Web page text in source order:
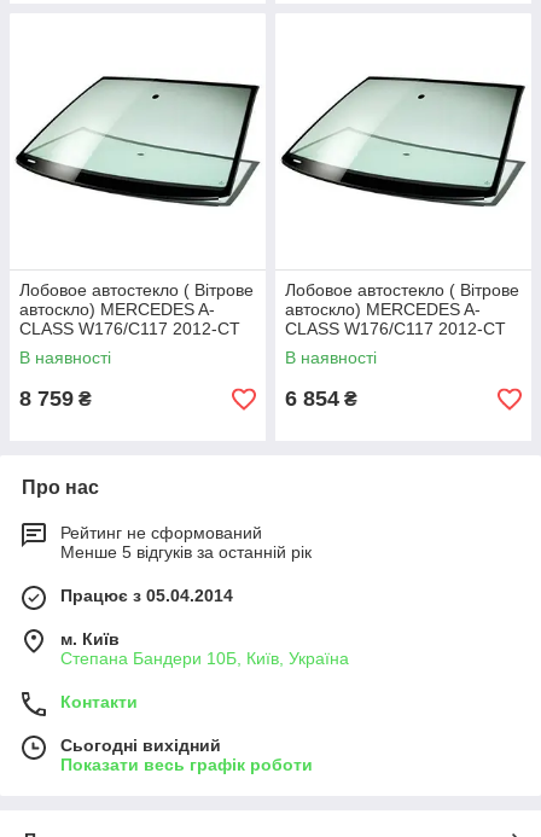
Лобовое автостекло ( Вітрове
автоскло) MERCEDES A-
CLASS W176/C117 2012-СТ
ВЕТР ЗЛАК+КАМ+ДД+VIN+ДО
В наявності
8 759 ₴
Лобовое автостекло ( Вітрове
автоскло) MERCEDES A-
CLASS W176/C117 2012-СТ
ВЕТР ЗЛАК+ДД+VIN+ДО
В наявності
6 854 ₴
Про нас
Рейтинг не сформований
Менше 5 відгуків за останній рік
Працює з 05.04.2014
м. Київ
Степана Бандери 10Б, Київ, Україна
Контакти
Сьогодні вихідний
Показати весь графік роботи